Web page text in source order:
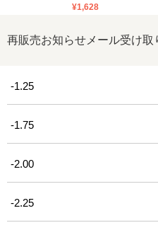
¥1,628
再販売お知らせメール受け取
-1.25
-1.75
-2.00
-2.25